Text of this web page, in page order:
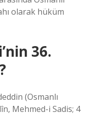
olarak hüküm
36.
(Osmanlı